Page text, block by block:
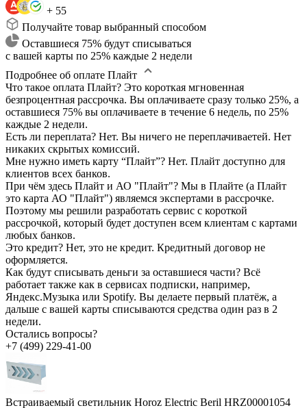
+ 55
Получайте товар выбранный способом
Оставшиеся 75% будут списываться
с вашей карты по 25% каждые 2 недели
Подробнее об оплате Плайт
Что такое оплата Плайт? Это короткая мгновенная
безпроцентная рассрочка. Вы оплачиваете сразу только 25%, а
оставшиеся 75% вы оплачиваете в течение 6 недель, по 25%
каждые 2 недели.
Есть ли переплата? Нет. Вы ничего не переплачиваетей. Нет
никаких скрытых комиссий.
Мне нужно иметь карту “Плайт”? Нет. Плайт доступно для
клиентов всех банков.
При чём здесь Плайт и АО "Плайт"? Мы в Плайте (а Плайт
это карта АО "Плайт") являемся экспертами в рассрочке.
Поэтому мы решили разработать сервис с короткой
рассрочкой, который будет доступен всем клиентам с картами
любых банков.
Это кредит? Нет, это не кредит. Кредитный договор не
оформляется.
Как будут списывать деньги за оставшиеся части? Всё
работает также как в сервисах подписки, например,
Яндекс.Музыка или Spotify. Вы делаете первый платёж, а
дальше с вашей карты списываются средства один раз в 2
недели.
Остались вопросы?
+7 (499) 229-41-00
Встраиваемый светильник Horoz Electric Beril HRZ00001054